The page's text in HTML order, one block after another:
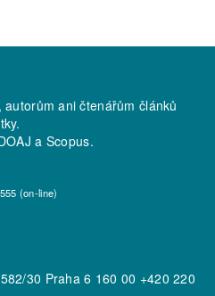
ani čtenářům článků
a Scopus.
(on-line)
30 Praha 6 160 00 +420 220